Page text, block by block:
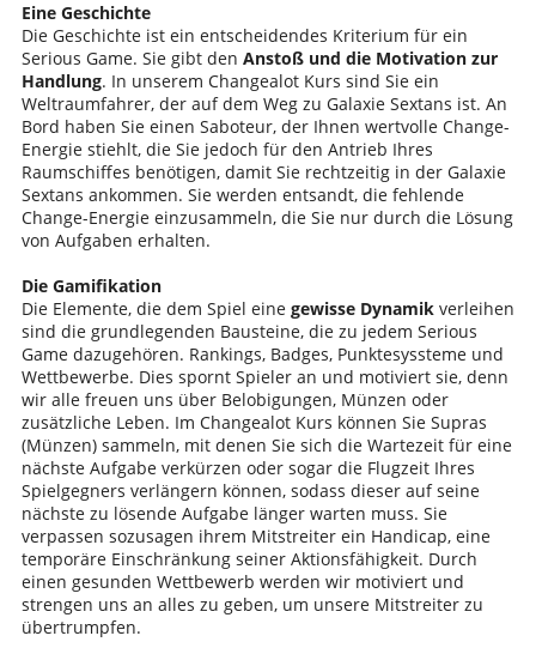
Eine Geschichte
Die Geschichte ist ein entscheidendes Kriterium für ein
Serious Game. Sie gibt den Anstoß und die Motivation zur
Handlung. In unserem Changealot Kurs sind Sie ein
Weltraumfahrer, der auf dem Weg zu Galaxie Sextans ist. An
Bord haben Sie einen Saboteur, der Ihnen wertvolle Change-
Energie stiehlt, die Sie jedoch für den Antrieb Ihres
Raumschiffes benötigen, damit Sie rechtzeitig in der Galaxie
Sextans ankommen. Sie werden entsandt, die fehlende
Change-Energie einzusammeln, die Sie nur durch die Lösung
von Aufgaben erhalten.
Die Gamifikation
Die Elemente, die dem Spiel eine gewisse Dynamikverleihen
sind die grundlegenden Bausteine, die zu jedem Serious
Game dazugehören. Rankings, Badges, Punktesyssteme und
Wettbewerbe. Dies spornt Spieler an und motiviert sie, denn
wir alle freuen uns über Belobigungen, Münzen oder
zusätzliche Leben. Im Changealot Kurs können Sie Supras
(Münzen) sammeln, mit denen Sie sich die Wartezeit für eine
nächste Aufgabe verkürzen oder sogar die Flugzeit Ihres
Spielgegners verlängern können, sodass dieser auf seine
nächste zu lösende Aufgabe länger warten muss. Sie
verpassen sozusagen ihrem Mitstreiter ein Handicap, eine
temporäre Einschränkung seiner Aktionsfähigkeit. Durch
einen gesunden Wettbewerb werden wir motiviert und
strengen uns an alles zu geben, um unsere Mitstreiter zu
übertrumpfen.